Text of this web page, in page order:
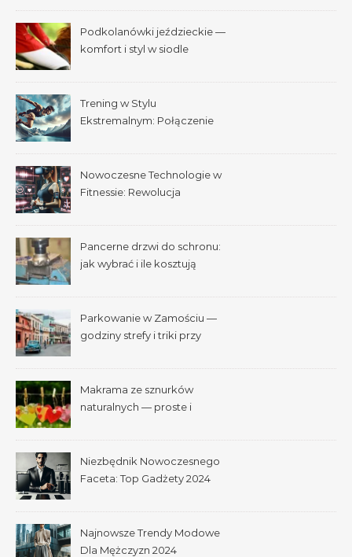
Podkolanówki jeździeckie —
komfort i styl w siodle
Trening w Stylu
Ekstremalnym: Połączenie
Nowoczesne Technologie w
Fitnessie: Rewolucja
Pancerne drzwi do schronu:
jak wybrać i ile kosztują
Parkowanie w Zamościu —
godziny strefy i triki przy
Makrama ze sznurków
naturalnych — proste i
Niezbędnik Nowoczesnego
Faceta: Top Gadżety 2024
Najnowsze Trendy Modowe
Dla Mężczyzn 2024